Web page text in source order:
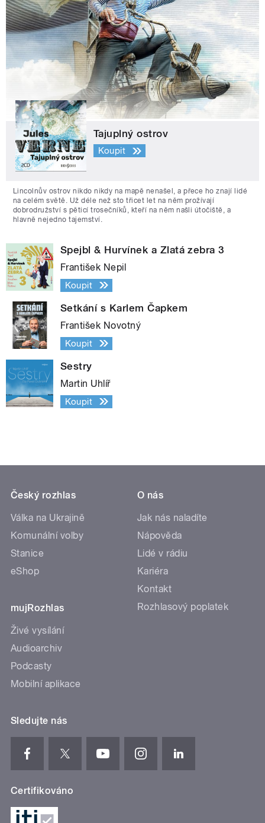
Tajuplný ostrov
Koupit
Lincolnův ostrov nikdo nikdy na mapě nenašel, a přece ho znají lidé
na celém světě. Už déle než sto třicet let na něm prožívají
dobrodružství s pěticí trosečníků, kteří na něm našli útočiště, a
hlavně nejedno tajemství.
Spejbl & Hurvínek a Zlatá zebra 3
František Nepil
Koupit
Setkání s Karlem Čapkem
František Novotný
Koupit
Sestry
Martin Uhlíř
Koupit
Český rozhlas
Válka na Ukrajině
Komunální volby
Stanice
eShop
mujRozhlas
Živé vysílání
Audioarchiv
Podcasty
Mobilní aplikace
O nás
Jak nás naladíte
Nápověda
Lidé v rádiu
Kariéra
Kontakt
Rozhlasový poplatek
Sledujte nás
Certifikováno